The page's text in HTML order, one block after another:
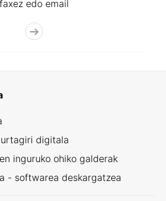
faxez edo email
digitala
inguruko ohiko galderak
- softwarea deskargatzea